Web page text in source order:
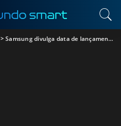
>Samsung divulga data de lançamento dos novos Galaxy A